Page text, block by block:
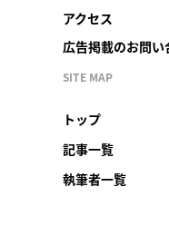
アクセス
広告掲載のお問い
SITE MAP
トップ
記事一覧
執筆者一覧